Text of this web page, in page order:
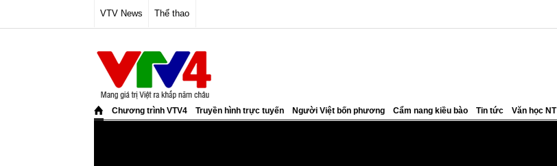
VTV News Thể thao
Chương trình VTV4 Truyền hình trực tuyến Người Việt bốn phương Cẩm nang kiều bào Tin tức Văn học NT